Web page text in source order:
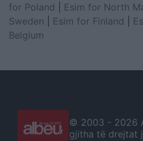
for Poland
Esim for North
Sweden
Esim for Finland
Belgium
© 2003 - 2026
gjitha të drejtat